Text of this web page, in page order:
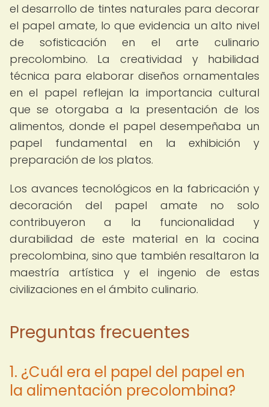
el desarrollo de tintes naturales para decorar
el papel amate, lo que evidencia un alto nivel
de sofisticación en el arte culinario
precolombino. La creatividad y habilidad
técnica para elaborar diseños ornamentales
en el papel reflejan la importancia cultural
que se otorgaba a la presentación de los
alimentos, donde el papel desempeñaba un
papel fundamental en la exhibición y
preparación de los platos.
Los avances tecnológicos en la fabricación y
decoración del papel amate no solo
contribuyeron a la funcionalidad y
durabilidad de este material en la cocina
precolombina, sino que también resaltaron la
maestría artística y el ingenio de estas
civilizaciones en el ámbito culinario.
Preguntas frecuentes
1. ¿Cuál era el papel del papel en
la alimentación precolombina?